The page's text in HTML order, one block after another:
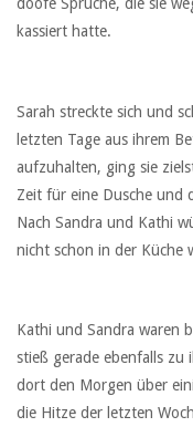
doofe Sprüche, die sie
kassiert hatte.
Sarah streckte sich und
letzten Tage aus ihrem
aufzuhalten, ging sie
Zeit für eine Dusche und
Nach Sandra und Kathi
nicht schon in der Küche
Kathi und Sandra waren
stieß gerade ebenfalls zu
dort den Morgen über
die Hitze der letzten